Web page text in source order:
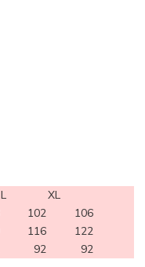
L
XL
102
106
116
122
92 92